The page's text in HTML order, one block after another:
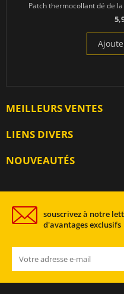
Patch thermocollant dé de
MEILLEURS VENTES
LIENS DIVERS
NOUVEAUTÉS
souscrivez à notre
d'avantages exclusifs